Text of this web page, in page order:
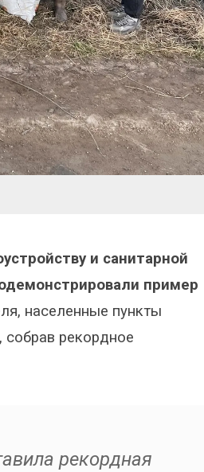
и санитарной
пример
населенные пункты
собрав рекордное
рекордная